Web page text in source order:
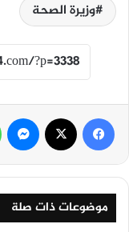
وزيرة الصحة
فيسبوك
موضوعات ذات صلة